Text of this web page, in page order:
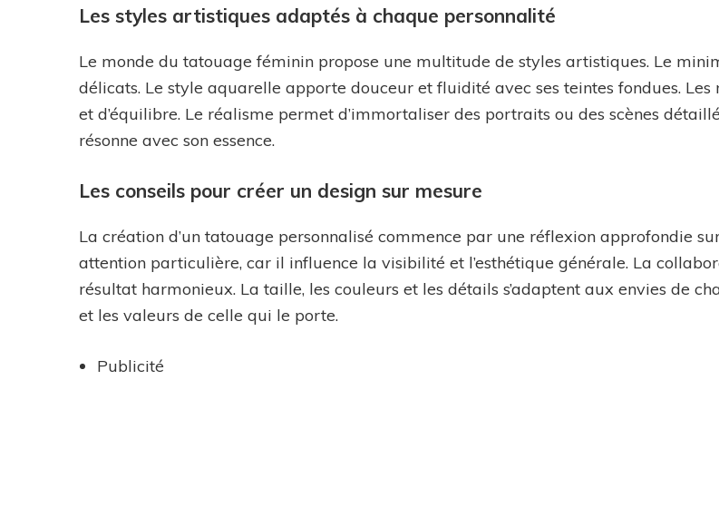
Les styles artistiques adaptés à chaque personnalité
Le monde du tatouage féminin propose une multitude de styles artistiques. Le
délicats. Le style aquarelle apporte douceur et fluidité avec ses teintes fondues.
et d’équilibre. Le réalisme permet d’immortaliser des portraits ou des scènes
résonne avec son essence.
Les conseils pour créer un design sur mesure
La création d’un tatouage personnalisé commence par une réflexion approfondie
attention particulière, car il influence la visibilité et l’esthétique générale. La
résultat harmonieux. La taille, les couleurs et les détails s’adaptent aux envies de
et les valeurs de celle qui le porte.
Publicité